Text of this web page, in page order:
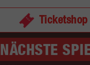
Ticketshop
NÄCHSTE